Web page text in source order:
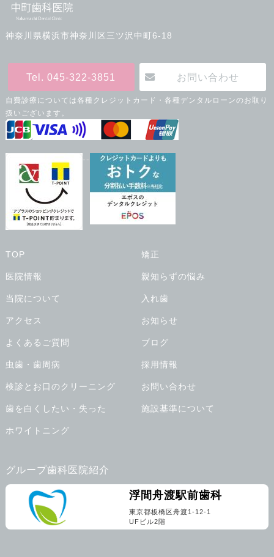
神奈川県横浜市神奈川区三ツ沢中町6-18
Tel. 045-322-3851 お問い合わせ
自費診療については各種クレジットカード・各種デンタルローンのお取り
扱いございます。
--
TOP
医院情報
当院について
アクセス
よくあるご質問
虫歯・歯周病
検診とお口のクリーニング
歯を白くしたい・失った
ホワイトニング
矯正
親知らずの悩み
入れ歯
お知らせ
ブログ
採用情報
お問い合わせ
施設基準について
グループ歯科医院紹介
浮間舟渡駅前歯科
東京都板橋区舟渡1-12-1
UFビル2階